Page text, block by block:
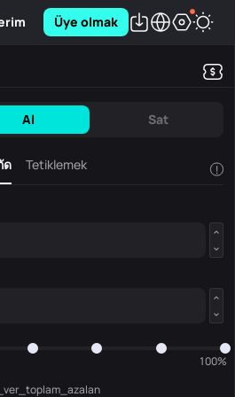
Üye olmak
Al Sat
ด Tetiklemek !
100%